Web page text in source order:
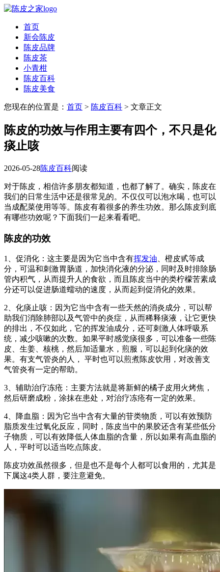
首页
新会陈皮
陈皮品牌
陈皮茶
小青柑
陈皮百科
陈皮美食
您现在的位置是： 首页 > 陈皮百科 > 文章正文
陈皮的功效与作用主要有四个，不只是化
痰止咳
2026-05-28陈皮百科阅读
对于陈皮，相信许多朋友都知道，也都了解了。确实，陈皮在
我们的日常生活中还是很常见的。不仅仅可以泡水喝，也可以
当成配菜使用等等。陈皮有着很多的养生功效。那么陈皮到底
有哪些功效呢？下面我们一起来看看吧。
陈皮的功效
1、促消化：这主要是因为它当中含有挥发油 、橙皮甙等成
分，可温和刺激胃肠道，加快消化液的分泌，同时及时排除肠
管内积气，从而提升人的食欲，而且陈皮当中的类柠檬苦素成
分还可以促进肠道蠕动的速度，从而起到促消化的效果。
2、化痰止咳：因为它当中含有一些天然的消炎成分，可以帮
助我们消除肺部以及气管中的炎症，从而稀释痰液，让它更快
的排出，不仅如此，它的挥发油成分，还可刺激人体呼吸系
统，减少咳嗽的次数。如果平时感觉痰很多，可以准备一些陈
皮、生姜、核桃，然后加适量水，煎服，可以起到化痰的效
果。有支气管炎的人， 平时也可以煎煮陈皮饮用，对改善支
气管炎有一定的帮助。
3、辅助治疗冻疮：主要方法就是将新鲜的橘子皮用火烤焦，
然后研磨成粉，涂抹在患处，对治疗冻疮有一定的效果。
4、降血脂：因为它当中含有大量的苷类物质，可以有效预防
脂质发生过氧化反应，同时，陈皮当中的果胶还含有某些低分
子物质，可以有效降低人体血脂的含量，所以如果有高血脂的
人，平时可以适当吃点陈皮。
陈皮功效虽然很多，但是也不是每个人都可以食用的，尤其是
下属这4类人群，要注意避免。